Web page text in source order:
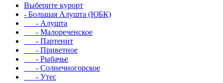
Выберите курорт
- Большая Алушта (ЮБК)
- Алушта
- Малореченское
- Партенит
- Приветное
- Рыбачье
- Солнечногорское
- Утес